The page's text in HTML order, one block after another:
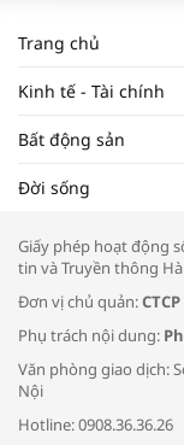
Trang chủ
Kinh tế - Tài chính
Bất động sản
Đời sống
Giấy phép hoạt động
tin và Truyền thông
Đơn vị chủ quản:
Phụ trách nội dung:
Văn phòng giao dịch:
Nội
Hotline: 0908.36.36.26